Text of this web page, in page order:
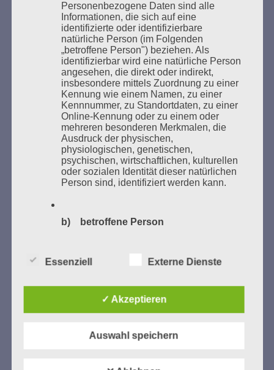
Donnerstag, 21. Mai 2026, 11 – 18 Uhr
Zum 26. Mal gibt es eine Marathonlesung anlässlich
des Gedenkens an die Verbrennung von Büchern am
Kaifu-Ufer – genau an dem Ort, wo im Mai 1933 NS-
Studentenorganisationen und Burschenschaftler
Bücher verbrannten.
Weitere Informationen:lesezeichen-setzen.de
GEDENKEN UND ERINNERN BEGINNT IN
UNSERER NACHBARSCHAFT
Personenbezogene Daten sind alle
Informationen, die sich auf eine
identifizierte oder identifizierbare
natürliche Person (im Folgenden
„betroffene Person") beziehen. Als
identifizierbar wird eine natürliche Person
angesehen, die direkt oder indirekt,
insbesondere mittels Zuordnung zu einer
Kennung wie einem Namen, zu einer
Kennnummer, zu Standortdaten, zu einer
Online-Kennung oder zu einem oder
mehreren besonderen Merkmalen, die
Ausdruck der physischen,
physiologischen, genetischen,
psychischen, wirtschaftlichen, kulturellen
oder sozialen Identität dieser natürlichen
Person sind, identifiziert werden kann.
b) betroffene Person
oder identifizierbare natürliche Person,
verarbeitet werden.
c) Verarbeitung
Essenziell Externe Dienste
✓ Akzeptieren
Auswahl speichern